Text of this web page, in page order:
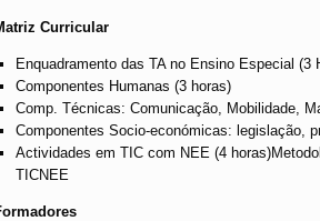
Curricular
Enquadramento das TA no Ensino Especial (3
Componentes Humanas (3 horas)
Comp. Técnicas: Comunicação, Mobilidade,
Componentes Socio-económicas: legislação,
Actividades em TIC com NEE (4
TICNEE